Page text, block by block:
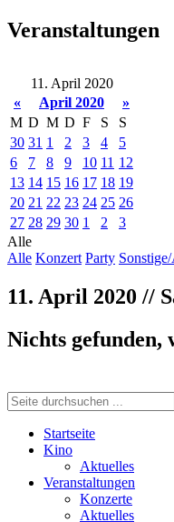
Veranstaltungen
11. April 2020
«
April 2020
»
M D M D F S
S
30 31 1 2 3 4
5
6
7 8 9 10 11 12
13 14 15 16 17 18 19
20 21 22 23 24 25 26
27 28 29 30 1 2
3
Alle
Alle Konzert Party
11. April 2020 //
Nichts gefunden,
Startseite
Kino
Aktuelles
Veranstaltungen
Konzerte
Aktuelles